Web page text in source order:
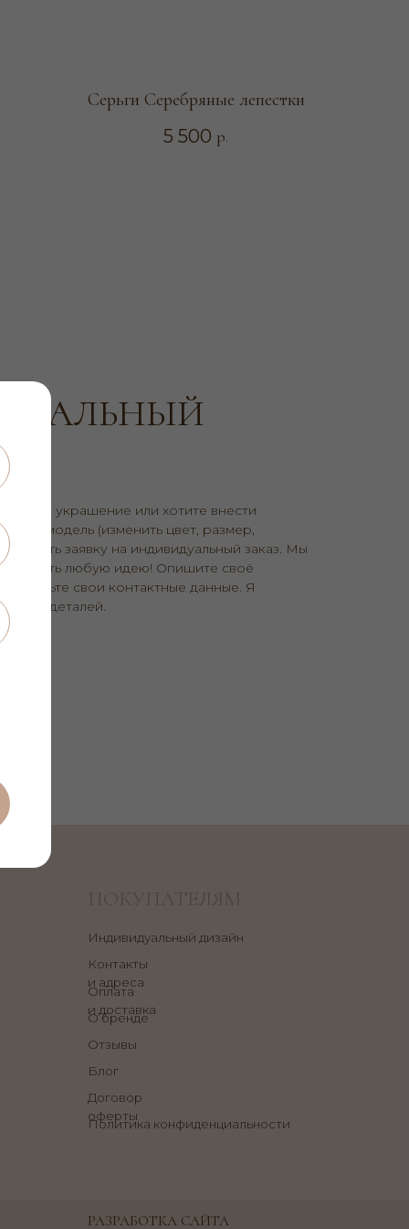
Серьги Серебряные лепестки
5 500 р.
украшение или хотите внести
модель (изменить цвет, размер,
заявку на индивидуальный заказ. Мы
любую идею! Опишите своё
оставьте свои контактные данные. Я
деталей.
САЙТА
дизайн
доставка
бренде
конфиденциальности